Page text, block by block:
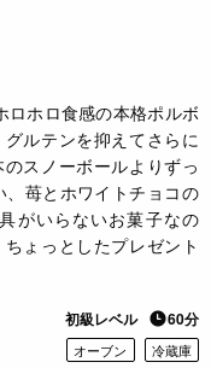
ロホロ食感の本格ポルボ
ルテンを抑えてさらに
スノーボールよりずっ
苺とホワイトチョコの
がいらないお菓子なの
ょっとしたプレゼント
初級レベル 60分
オーブン 冷蔵庫